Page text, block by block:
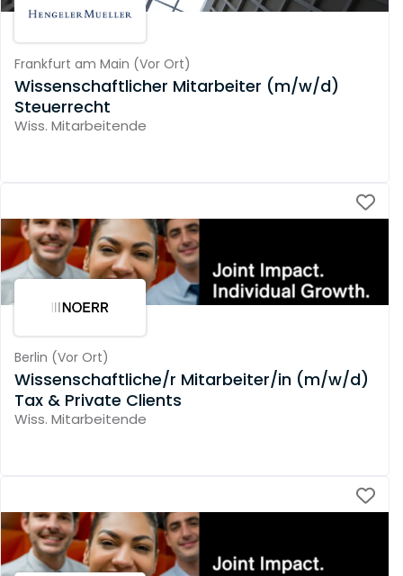
Frankfurt am Main (Vor Ort)
Wissenschaftlicher Mitarbeiter (m/w/d)
Steuerrecht
Wiss. Mitarbeitende
Berlin (Vor Ort)
Wissenschaftliche/r Mitarbeiter/in (m/w/d)
Tax & Private Clients
Wiss. Mitarbeitende